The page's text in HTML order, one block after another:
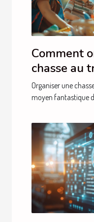
Comment
chasse au
pour
Organiser une
moyen fantastique